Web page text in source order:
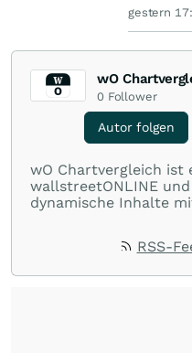
gestern
wO
0 Follower
Autor folgen
wO Chartvergleich ist
wallstreetONLINE
dynamische Inhalte
Charts und
Kursverläufe einer
RSS-